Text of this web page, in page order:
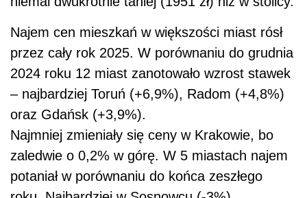
Najem cen mieszkań w większości miast rósł
przez cały rok 2025. W porównaniu do grudnia
2024 roku 12 miast zanotowało wzrost stawek
– najbardziej Toruń (+6,9%), Radom (+4,8%)
oraz Gdańsk (+3,9%).
Najmniej zmieniały się ceny w Krakowie, bo
zaledwie o 0,2% w górę. W 5 miastach najem
potaniał w porównaniu do końca zeszłego